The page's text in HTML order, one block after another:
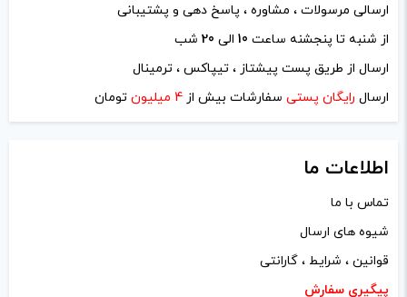
نام*
ایمیل*
ذخیره نام، ایمیل و وبسایت من در مرورگر برای زمانی که دوباره
دیدگاهی می‌نویسم.
لازم است محتوای ارسالی منطبق برعرف و شئونات جامعه و با
ارسالی مرسولات ، مشاوره ، پاسخ دهی و پشتیبانی
از شنبه تا پنجشنه ساعت 10 الی 20 شب
ارسال از طریق پست پیشتاز ، تیپاکس ، ترمینال
ارسال رایگان پستی سفارشات بیش از 4 میلیون تومان
اطلاعات ما
تماس با ما
شیوه های ارسال
قوانین ، شرایط ، گارانتی
پیگیری سفارش